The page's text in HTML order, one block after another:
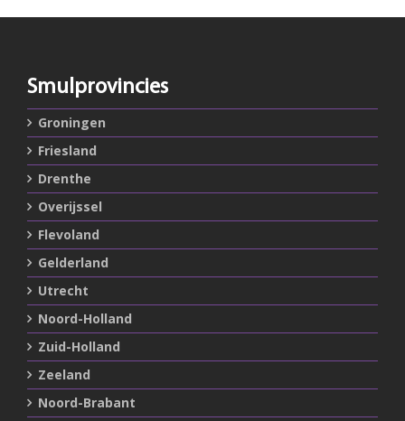
Smulprovincies
Groningen
Friesland
Drenthe
Overijssel
Flevoland
Gelderland
Utrecht
Noord-Holland
Zuid-Holland
Zeeland
Noord-Brabant